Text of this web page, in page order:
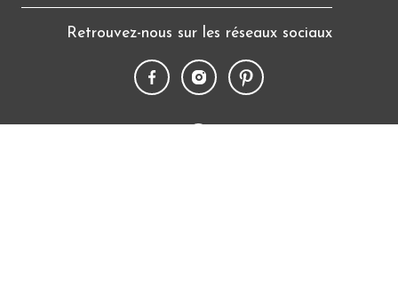
Retrouvez-nous sur les réseaux sociaux